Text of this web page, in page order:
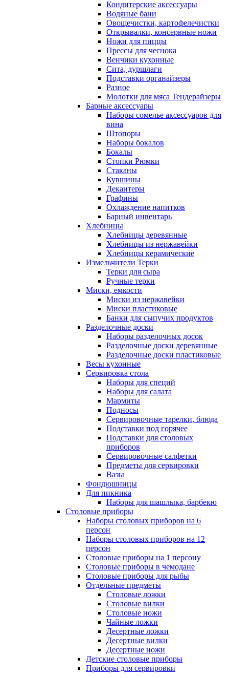
Кондитерские аксессуары
Водяные бани
Овощечистки, картофелечистки
Открывалки, консервные ножи
Ножи для пиццы
Прессы для чеснока
Венчики кухонные
Сита, дуршлаги
Подставки органайзеры
Разное
Молотки для мяса Тендерайзеры
Барные аксессуары
Наборы сомелье аксессуаров для
вина
Штопоры
Наборы бокалов
Бокалы
Стопки Рюмки
Стаканы
Кувшины
Декантеры
Графины
Охлаждение напитков
Барный инвентарь
Хлебницы
Хлебницы деревянные
Хлебницы из нержавейки
Хлебницы керамические
Измельчители Терки
Терки для сыра
Ручные терки
Миски, емкости
Миски из нержавейки
Миски пластиковые
Банки для сыпучих продуктов
Разделочные доски
Наборы разделочных досок
Разделочные доски деревянные
Разделочные доски пластиковые
Весы кухонные
Сервировка стола
Наборы для специй
Наборы для салата
Мармиты
Подносы
Сервировочные тарелки, блюда
Подставки под горячее
Подставки для столовых
приборов
Сервировочные салфетки
Предметы для сервировки
Вазы
Фондюшницы
Для пикника
Наборы для шашлыка, барбекю
Столовые приборы
Наборы столовых приборов на 6
персон
Наборы столовых приборов на 12
персон
Столовые приборы на 1 персону
Столовые приборы в чемодане
Столовые приборы для рыбы
Отдельные предметы
Столовые ложки
Столовые вилки
Столовые ножи
Чайные ложки
Десертные ложки
Десертные вилки
Десертные ножи
Детские столовые приборы
Приборы для сервировки